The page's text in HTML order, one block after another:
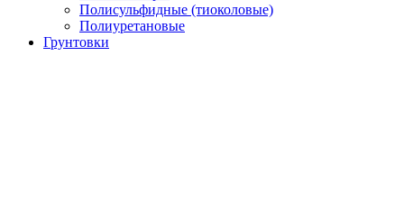
Полисульфидные (тиоколовые)
Полиуретановые
Грунтовки